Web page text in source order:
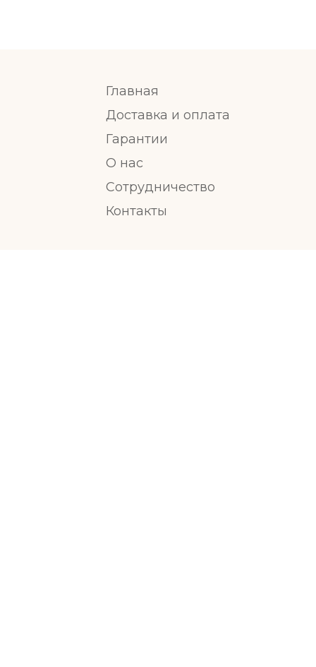
Главная
Доставка и оплата
Гарантии
О нас
Сотрудничество
Контакты